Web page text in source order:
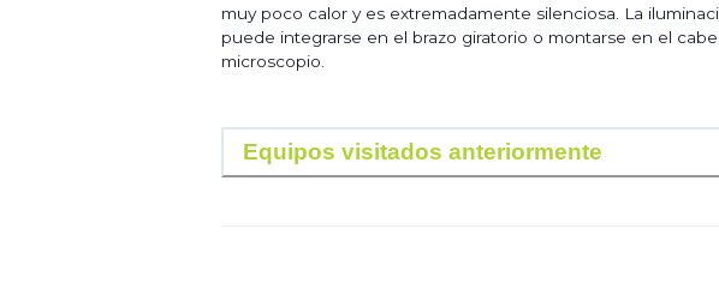
muy poco calor y es extremadamente silenciosa. La
puede integrarse en el brazo giratorio o montarse en el
microscopio.
Equipos visitados anteriormente